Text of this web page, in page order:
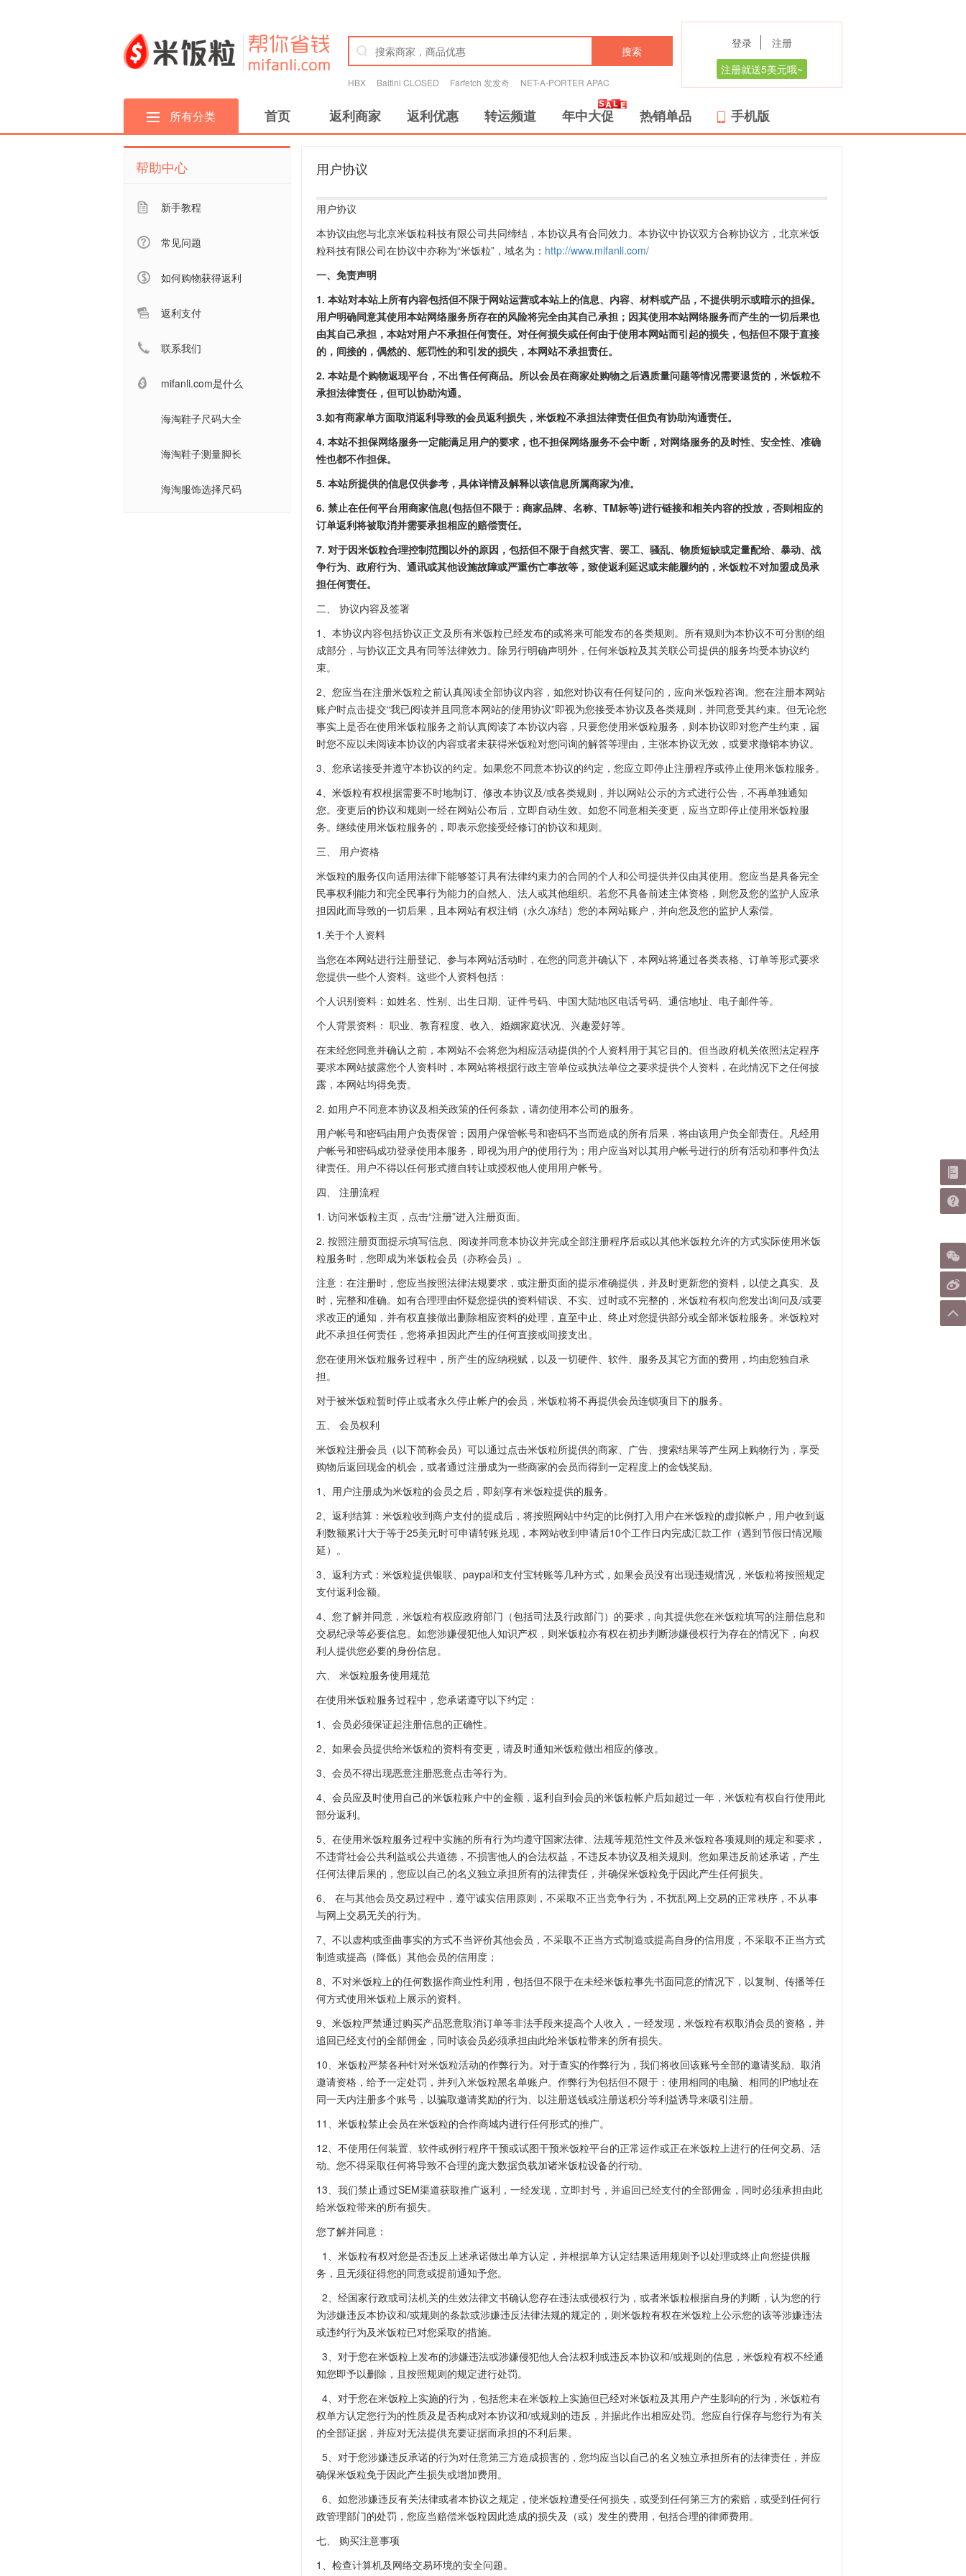
搜索
HBX Baltini CLOSED Farfetch 发发奇 NET-A-PORTER APAC
登录
注册
注册就送5美元哦~
所有分类 首页 返利商家 返利优惠 转运频道 年中大促 热销单品 手机版
帮助中心
新手教程
常见问题
如何购物获得返利
返利支付
联系我们
mifanli.com是什么
海淘鞋子尺码大全
海淘鞋子测量脚长
海淘服饰选择尺码
用户协议
用户协议
本协议由您与北京米饭粒科技有限公司共同缔结，本协议具有合同效力。本协议中协议双方合称协议方，北京米饭
粒科技有限公司在协议中亦称为“米饭粒”，域名为： http://www.mifanli.com/
一、免责声明
1. 本站对本站上所有内容包括但不限于网站运营或本站上的信息、内容、材料或产品，不提供明示或暗示的担保。
用户明确同意其使用本站网络服务所存在的风险将完全由其自己承担；因其使用本站网络服务而产生的一切后果也
由其自己承担，本站对用户不承担任何责任。对任何损失或任何由于使用本网站而引起的损失，包括但不限于直接
的，间接的，偶然的、惩罚性的和引发的损失，本网站不承担责任。
2. 本站是个购物返现平台，不出售任何商品。所以会员在商家处购物之后遇质量问题等情况需要退货的，米饭粒不
承担法律责任，但可以协助沟通。
3.如有商家单方面取消返利导致的会员返利损失，米饭粒不承担法律责任但负有协助沟通责任。
4. 本站不担保网络服务一定能满足用户的要求，也不担保网络服务不会中断，对网络服务的及时性、安全性、准确
性也都不作担保。
5. 本站所提供的信息仅供参考，具体详情及解释以该信息所属商家为准。
6. 禁止在任何平台用商家信息(包括但不限于：商家品牌、名称、TM标等)进行链接和相关内容的投放，否则相应的
订单返利将被取消并需要承担相应的赔偿责任。
7. 对于因米饭粒合理控制范围以外的原因，包括但不限于自然灾害、罢工、骚乱、物质短缺或定量配给、暴动、战
争行为、政府行为、通讯或其他设施故障或严重伤亡事故等，致使返利延迟或未能履约的，米饭粒不对加盟成员承
担任何责任。
二、 协议内容及签署
1、本协议内容包括协议正文及所有米饭粒已经发布的或将来可能发布的各类规则。所有规则为本协议不可分割的组
成部分，与协议正文具有同等法律效力。除另行明确声明外，任何米饭粒及其关联公司提供的服务均受本协议约
束。
2、您应当在注册米饭粒之前认真阅读全部协议内容，如您对协议有任何疑问的，应向米饭粒咨询。您在注册本网站
账户时点击提交“我已阅读并且同意本网站的使用协议”即视为您接受本协议及各类规则，并同意受其约束。但无论您
事实上是否在使用米饭粒服务之前认真阅读了本协议内容，只要您使用米饭粒服务，则本协议即对您产生约束，届
时您不应以未阅读本协议的内容或者未获得米饭粒对您问询的解答等理由，主张本协议无效，或要求撤销本协议。
3、您承诺接受并遵守本协议的约定。如果您不同意本协议的约定，您应立即停止注册程序或停止使用米饭粒服务。
4、米饭粒有权根据需要不时地制订、修改本协议及/或各类规则，并以网站公示的方式进行公告，不再单独通知
您。变更后的协议和规则一经在网站公布后，立即自动生效。如您不同意相关变更，应当立即停止使用米饭粒服
务。继续使用米饭粒服务的，即表示您接受经修订的协议和规则。
三、 用户资格
米饭粒的服务仅向适用法律下能够签订具有法律约束力的合同的个人和公司提供并仅由其使用。您应当是具备完全
民事权利能力和完全民事行为能力的自然人、法人或其他组织。若您不具备前述主体资格，则您及您的监护人应承
担因此而导致的一切后果，且本网站有权注销（永久冻结）您的本网站账户，并向您及您的监护人索偿。
1.关于个人资料
当您在本网站进行注册登记、参与本网站活动时，在您的同意并确认下，本网站将通过各类表格、订单等形式要求
您提供一些个人资料。这些个人资料包括：
个人识别资料：如姓名、性别、出生日期、证件号码、中国大陆地区电话号码、通信地址、电子邮件等。
个人背景资料： 职业、教育程度、收入、婚姻家庭状况、兴趣爱好等。
在未经您同意并确认之前，本网站不会将您为相应活动提供的个人资料用于其它目的。但当政府机关依照法定程序
要求本网站披露您个人资料时，本网站将根据行政主管单位或执法单位之要求提供个人资料，在此情况下之任何披
露，本网站均得免责。
2. 如用户不同意本协议及相关政策的任何条款，请勿使用本公司的服务。
用户帐号和密码由用户负责保管；因用户保管帐号和密码不当而造成的所有后果，将由该用户负全部责任。凡经用
户帐号和密码成功登录使用本服务，即视为用户的使用行为；用户应当对以其用户帐号进行的所有活动和事件负法
律责任。用户不得以任何形式擅自转让或授权他人使用用户帐号。
四、 注册流程
1. 访问米饭粒主页，点击“注册”进入注册页面。
2. 按照注册页面提示填写信息、阅读并同意本协议并完成全部注册程序后或以其他米饭粒允许的方式实际使用米饭
粒服务时，您即成为米饭粒会员（亦称会员）。
注意：在注册时，您应当按照法律法规要求，或注册页面的提示准确提供，并及时更新您的资料，以使之真实、及
时，完整和准确。如有合理理由怀疑您提供的资料错误、不实、过时或不完整的，米饭粒有权向您发出询问及/或要
求改正的通知，并有权直接做出删除相应资料的处理，直至中止、终止对您提供部分或全部米饭粒服务。米饭粒对
此不承担任何责任，您将承担因此产生的任何直接或间接支出。
您在使用米饭粒服务过程中，所产生的应纳税赋，以及一切硬件、软件、服务及其它方面的费用，均由您独自承
担。
对于被米饭粒暂时停止或者永久停止帐户的会员，米饭粒将不再提供会员连锁项目下的服务。
五、 会员权利
米饭粒注册会员（以下简称会员）可以通过点击米饭粒所提供的商家、广告、搜索结果等产生网上购物行为，享受
购物后返回现金的机会，或者通过注册成为一些商家的会员而得到一定程度上的金钱奖励。
1、用户注册成为米饭粒的会员之后，即刻享有米饭粒提供的服务。
2、返利结算：米饭粒收到商户支付的提成后，将按照网站中约定的比例打入用户在米饭粒的虚拟帐户，用户收到返
利数额累计大于等于25美元时可申请转账兑现，本网站收到申请后10个工作日内完成汇款工作（遇到节假日情况顺
延）。
3、返利方式：米饭粒提供银联、paypal和支付宝转账等几种方式，如果会员没有出现违规情况，米饭粒将按照规定
支付返利金额。
4、您了解并同意，米饭粒有权应政府部门（包括司法及行政部门）的要求，向其提供您在米饭粒填写的注册信息和
交易纪录等必要信息。如您涉嫌侵犯他人知识产权，则米饭粒亦有权在初步判断涉嫌侵权行为存在的情况下，向权
利人提供您必要的身份信息。
六、 米饭粒服务使用规范
在使用米饭粒服务过程中，您承诺遵守以下约定：
1、会员必须保证起注册信息的正确性。
2、如果会员提供给米饭粒的资料有变更，请及时通知米饭粒做出相应的修改。
3、会员不得出现恶意注册恶意点击等行为。
4、会员应及时使用自己的米饭粒账户中的金额，返利自到会员的米饭粒帐户后如超过一年，米饭粒有权自行使用此
部分返利。
5、在使用米饭粒服务过程中实施的所有行为均遵守国家法律、法规等规范性文件及米饭粒各项规则的规定和要求，
不违背社会公共利益或公共道德，不损害他人的合法权益，不违反本协议及相关规则。您如果违反前述承诺，产生
任何法律后果的，您应以自己的名义独立承担所有的法律责任，并确保米饭粒免于因此产生任何损失。
6、 在与其他会员交易过程中，遵守诚实信用原则，不采取不正当竞争行为，不扰乱网上交易的正常秩序，不从事
与网上交易无关的行为。
7、不以虚构或歪曲事实的方式不当评价其他会员，不采取不正当方式制造或提高自身的信用度，不采取不正当方式
制造或提高（降低）其他会员的信用度；
8、不对米饭粒上的任何数据作商业性利用，包括但不限于在未经米饭粒事先书面同意的情况下，以复制、传播等任
何方式使用米饭粒上展示的资料。
9、米饭粒严禁通过购买产品恶意取消订单等非法手段来提高个人收入，一经发现，米饭粒有权取消会员的资格，并
追回已经支付的全部佣金，同时该会员必须承担由此给米饭粒带来的所有损失。
10、米饭粒严禁各种针对米饭粒活动的作弊行为。对于查实的作弊行为，我们将收回该账号全部的邀请奖励、取消
邀请资格，给予一定处罚，并列入米饭粒黑名单账户。作弊行为包括但不限于：使用相同的电脑、相同的IP地址在
同一天内注册多个账号，以骗取邀请奖励的行为、以注册送钱或注册送积分等利益诱导来吸引注册。
11、米饭粒禁止会员在米饭粒的合作商城内进行任何形式的推广。
12、不使用任何装置、软件或例行程序干预或试图干预米饭粒平台的正常运作或正在米饭粒上进行的任何交易、活
动。您不得采取任何将导致不合理的庞大数据负载加诸米饭粒设备的行动。
13、我们禁止通过SEM渠道获取推广返利，一经发现，立即封号，并追回已经支付的全部佣金，同时必须承担由此
给米饭粒带来的所有损失。
您了解并同意：
1、米饭粒有权对您是否违反上述承诺做出单方认定，并根据单方认定结果适用规则予以处理或终止向您提供服
务，且无须征得您的同意或提前通知予您。
2、经国家行政或司法机关的生效法律文书确认您存在违法或侵权行为，或者米饭粒根据自身的判断，认为您的行
为涉嫌违反本协议和/或规则的条款或涉嫌违反法律法规的规定的，则米饭粒有权在米饭粒上公示您的该等涉嫌违法
或违约行为及米饭粒已对您采取的措施。
3、对于您在米饭粒上发布的涉嫌违法或涉嫌侵犯他人合法权利或违反本协议和/或规则的信息，米饭粒有权不经通
知您即予以删除，且按照规则的规定进行处罚。
4、对于您在米饭粒上实施的行为，包括您未在米饭粒上实施但已经对米饭粒及其用户产生影响的行为，米饭粒有
权单方认定您行为的性质及是否构成对本协议和/或规则的违反，并据此作出相应处罚。您应自行保存与您行为有关
的全部证据，并应对无法提供充要证据而承担的不利后果。
5、对于您涉嫌违反承诺的行为对任意第三方造成损害的，您均应当以自己的名义独立承担所有的法律责任，并应
确保米饭粒免于因此产生损失或增加费用。
6、如您涉嫌违反有关法律或者本协议之规定，使米饭粒遭受任何损失，或受到任何第三方的索赔，或受到任何行
政管理部门的处罚，您应当赔偿米饭粒因此造成的损失及（或）发生的费用，包括合理的律师费用。
七、 购买注意事项
1、检查计算机及网络交易环境的安全问题。